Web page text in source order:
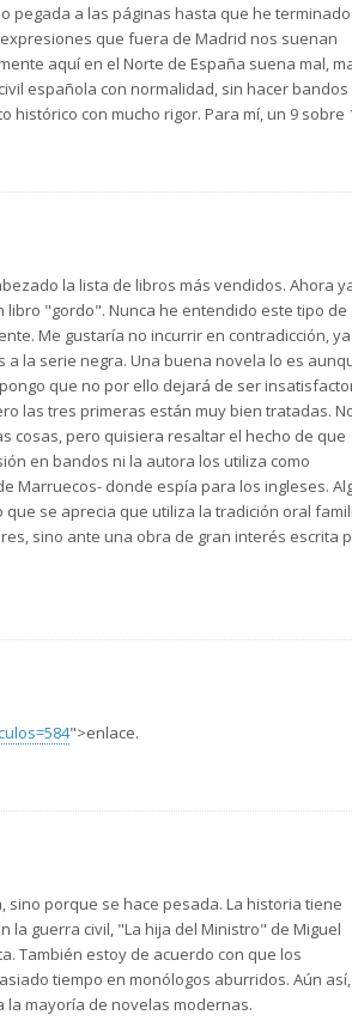
pegada a las páginas hasta que he
que fuera de Madrid nos suenan
aquí en el Norte de España suena mal,
española con normalidad, sin hacer bandos
con mucho rigor. Para mí, un 9 sobre
la lista de libros más vendidos. Ahora
"gordo". Nunca he entendido este tipo de
Me gustaría no incurrir en contradicción,
la serie negra. Una buena novela lo es
que no por ello dejará de ser
las tres primeras están muy bien tratadas.
cosas, pero quisiera resaltar el hecho de que
en bandos ni la autora los utiliza como
Marruecos- donde espía para los ingleses.
se aprecia que utiliza la tradición oral
sino ante una obra de gran interés escrita
">enlace.
sino porque se hace pesada. La historia tiene
guerra civil, "La hija del Ministro" de Miguel
También estoy de acuerdo con que los
tiempo en monólogos aburridos. Aún así,
mayoría de novelas modernas.